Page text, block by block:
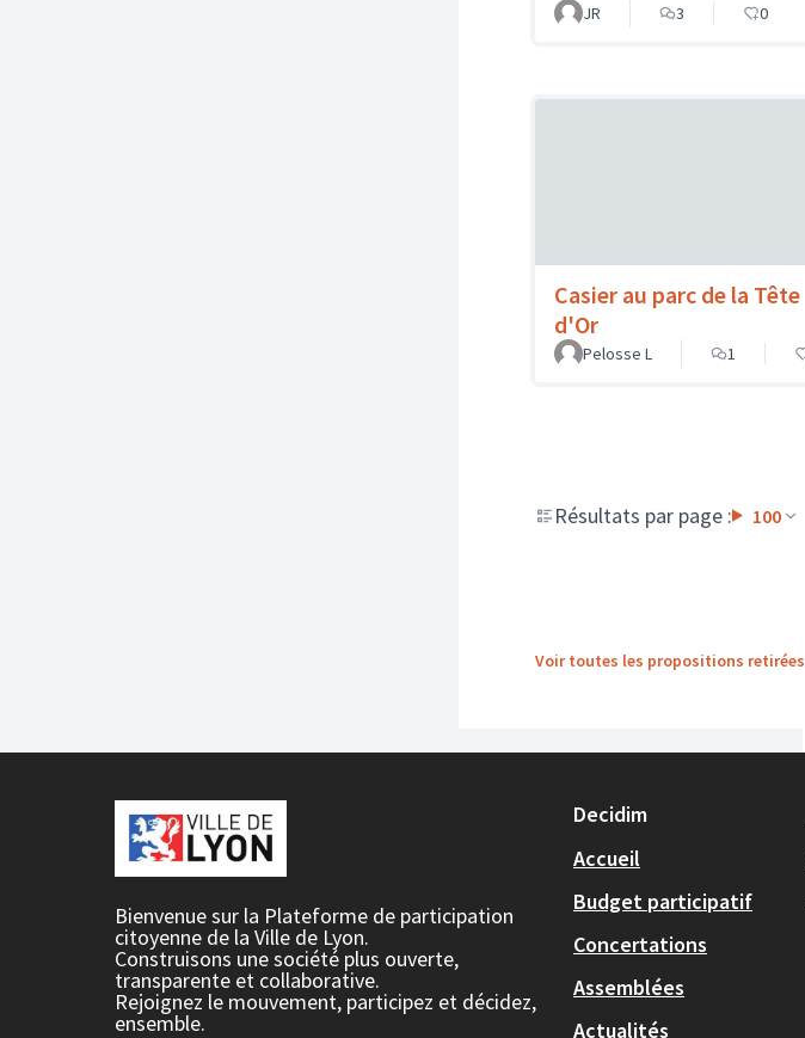
JR 3 0
Casier au parc de la Tête
d'Or
Pelosse L
1
Résultats par page : 100
Voir toutes les propositions retirées
Bienvenue sur la Plateforme de participation
citoyenne de la Ville de Lyon.
Construisons une société plus ouverte,
transparente et collaborative.
Rejoignez le mouvement, participez et décidez,
ensemble.
Decidim
Accueil
Budget participatif
Concertations
Assemblées
Actualités